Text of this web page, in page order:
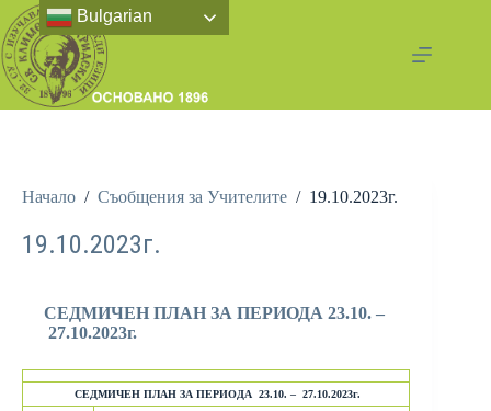
Начало / Съобщения за Учителите / 19.10.2023г.
19.10.2023г.
СЕДМИЧЕН ПЛАН ЗА ПЕРИОДА 23.10. –
27.10.2023г.
СЕДМИЧЕН ПЛАН ЗА ПЕРИОДА 23.10. – 27.10.2023г.
Bulgarian